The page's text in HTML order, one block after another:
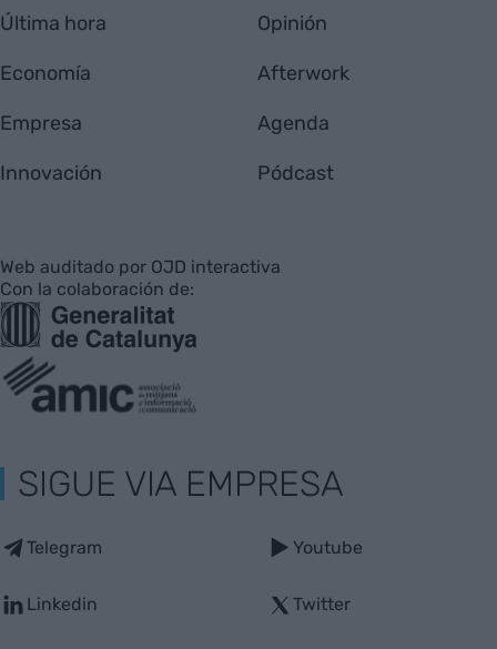
Última hora
Economía
Empresa
Innovación
Opinión
Afterwork
Agenda
Pódcast
Web auditado por OJD interactiva
Con la colaboración de:
SIGUE VIA EMPRESA
Telegram
Linkedin
Youtube
Twitter